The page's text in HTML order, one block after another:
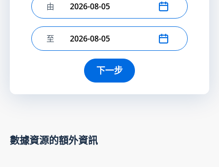
選擇開始日期
由
選擇結束日期
至
下一步
數據資源的額外資訊